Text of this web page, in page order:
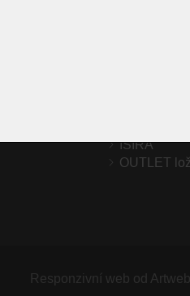
ISIRA
OUTLET
Responzivní web od